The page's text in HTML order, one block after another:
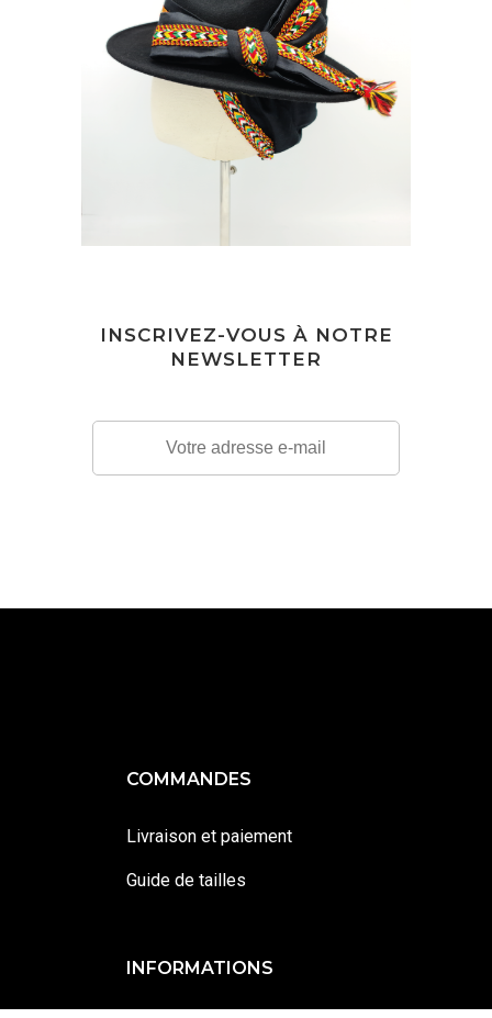
BONNIE & CLYDE SFIFA
210 €
INSCRIVEZ-VOUS À NOTRE
NEWSLETTER
COMMANDES
Livraison et paiement
Guide de tailles
INFORMATIONS